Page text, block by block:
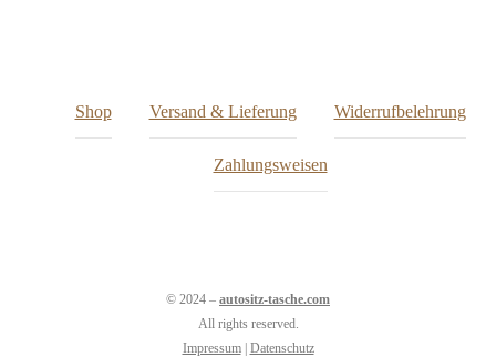
Shop Versand & Lieferung Widerrufbelehrung
Zahlungsweisen
© 2024 – autositz-tasche.com
All rights reserved.
Impressum| Datenschutz